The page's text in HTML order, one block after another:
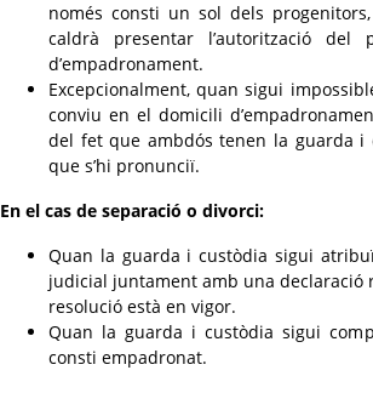
només consti un sol dels
caldrà presentar l’autorització
d’empadronament.
Excepcionalment, quan sigui
conviu en el domicili
del fet que ambdós tenen la guarda
que s’hi pronunciï.
En el cas de separació o divorci:
Quan la guarda i custòdia sigui
judicial juntament amb una declaració
resolució està en vigor.
Quan la guarda i custòdia sigui
consti empadronat.